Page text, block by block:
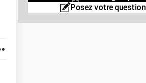
Posez votre question